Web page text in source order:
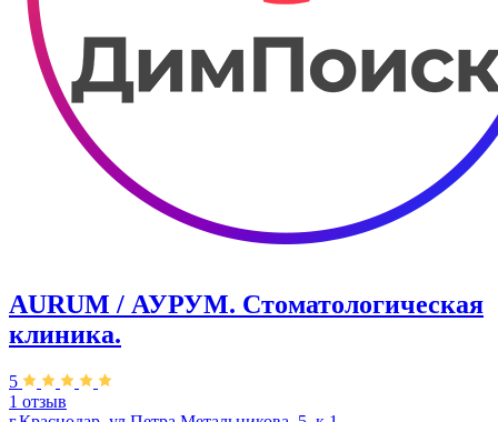
AURUM / АУРУМ. Стоматологическая
клиника.
5
1 отзыв